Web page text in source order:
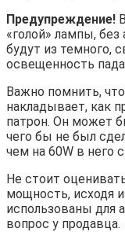
Предупреждение!
«голой» лампы, без
будут из темного,
освещенность
Важно помнить,
накладывает, как
патрон. Он может
чего бы не был
чем на 60W в него
Не стоит
мощность, исходя
использованы для
вопрос у продавца.